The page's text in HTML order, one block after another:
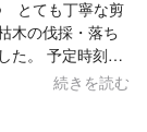
とても丁寧な剪
木の伐採・落ち
た。 予定時刻に
で良かったで
続きを読む